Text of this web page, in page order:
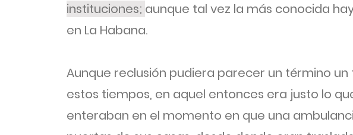
instituciones; aunque tal vez la más conocida
en La Habana.
Aunque reclusión pudiera parecer un término
estos tiempos, en aquel entonces era justo lo
enteraban en el momento en que una